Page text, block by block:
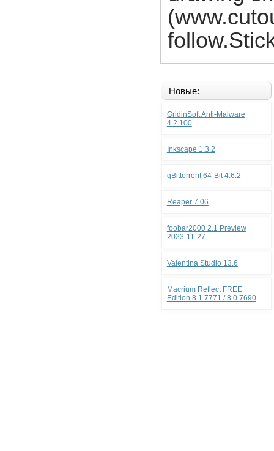
Новые:
GridinSoft Anti-Malware
4.2.100
Inkscape 1.3.2
qBittorrent 64-Bit 4.6.2
Reaper 7.06
foobar2000 2.1 Preview
2023-11-27
Valentina Studio 13.6
Macrium Reflect FREE
Edition 8.1.7771 / 8.0.7690